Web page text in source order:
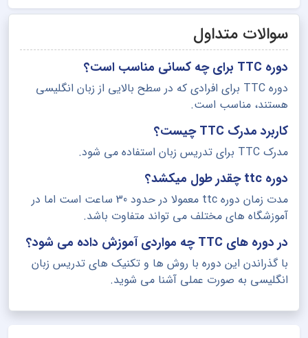
سوالات متداول
دوره TTC برای چه کسانی مناسب است؟
دوره TTC برای افرادی که در سطح بالایی از زبان انگلیسی
هستند، مناسب است.
کاربرد مدرک TTC چیست؟
مدرک TTC برای تدریس زبان استفاده می شود.
دوره ttc چقدر طول میکشد؟
مدت زمان دوره ttc معمولا در حدود 30 ساعت است اما در
آموزشگاه های مختلف می تواند متفاوت باشد.
در دوره های TTC چه مواردی آموزش داده می شود؟
با گذراندن این دوره با روش ها و تکنیک های تدریس زبان
انگلیسی به صورت عملی آشنا می شوید.